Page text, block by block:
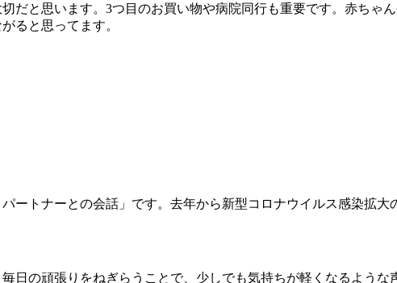
だと思います。3つ目のお買い物や病院同行も重要です。赤ちゃ
ると思ってます。
ートナーとの会話」です。去年から新型コロナウイルス感染拡
日の頑張りをねぎらうことで、少しでも気持ちが軽くなるよう